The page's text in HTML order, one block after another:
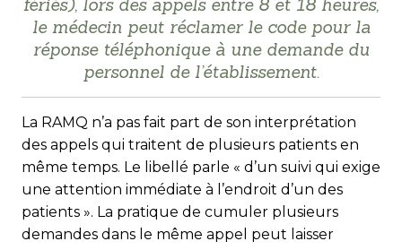
fériés), lors des appels entre 8 et 18 heures,
le médecin peut réclamer le code pour la
réponse téléphonique à une demande du
personnel de l’établissement.
La RAMQ n’a pas fait part de son interprétation
des appels qui traitent de plusieurs patients en
même temps. Le libellé parle « d’un suivi qui exige
une attention immédiate à l’endroit d’un des
patients ». La pratique de cumuler plusieurs
demandes dans le même appel peut laisser